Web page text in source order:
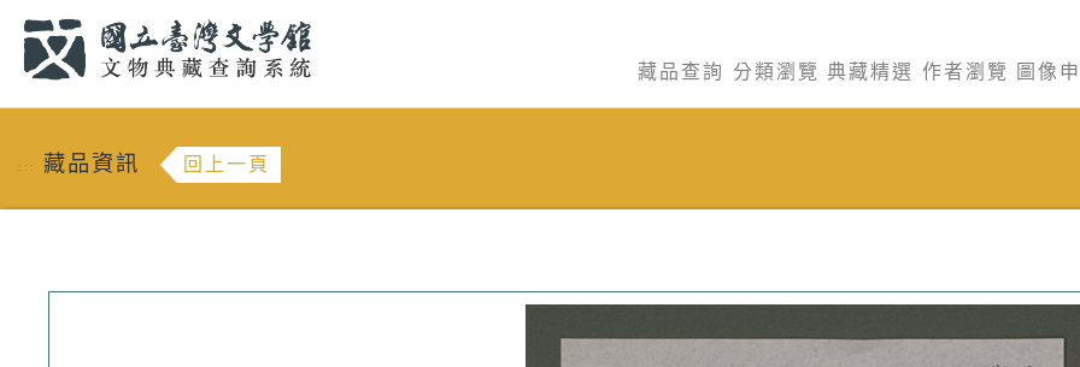
藏品查詢 分類瀏覽 典藏精選 作者瀏覽 圖像
::: 藏品資訊 回上一頁